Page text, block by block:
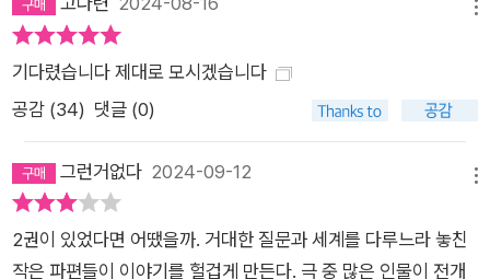
해할 수 없었다. 모든 생명체는 우연에 의해 태어난다. 우연하게
의되는 삶은 롤라 극장에나 존재할 것이다. “내겐 운명의 설계 없
이 살아볼 기회가 필요해요. 도망치지 않는다면, 견뎌낼 수 있다
2쪽 견디고 맞서고 끝내 이겨내고자 하는 인간 최후의 욕망, 야성
삶의 편리를 담보하는 기술을 넘어 예술과 철학의 영역에까지 진
출한 과학기술을 목도하며, 우리는 “과학은 후진이 불가능해. 그
기다렸습니다 제대로 모시겠습니다
공감 (34) 댓글 (0)
그런거없다 2024-09-12
2권이 있었다면 어땠을까. 거대한 질문과 세계를 다루느라 놓친
작은 파편들이 이야기를 헐겁게 만든다. 극 중 많은 인물이 전개